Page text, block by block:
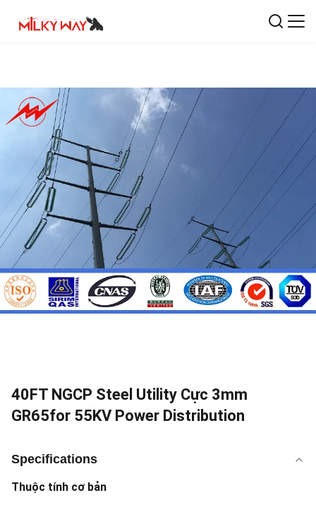
40FT NGCP Steel Utility Cực 3mm
GR65for 55KV Power Distribution
Specifications
Thuộc tính cơ bản